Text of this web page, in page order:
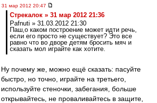
31 мар 2012 20:47
Стрекалок » 31 мар 2012 21:36
Pafnuti » 31.03.2012 21:30
Паш,о каком построение может идти речь,
если его просто не существует? Это все
равно что во дворе детям бросить мяч и
сказать мол играйте как хотите.
Ну почему же, можно ещё сказать: пасуйте
быстро, но точно, играйте на третьего,
используйте стеночки, забегания, больше
открывайтесь, не проваливайтесь в защите,